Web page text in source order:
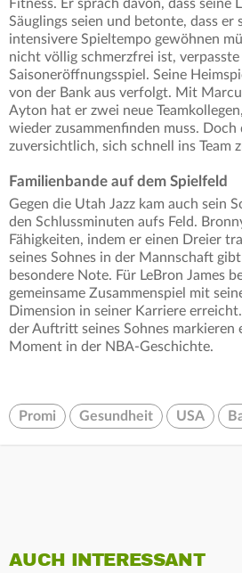
Fitness. Er sprach davon, dass seine
Säuglings seien und betonte, dass er
intensivere Spieltempo gewöhnen
nicht völlig schmerzfrei ist, verpasste
Saisoneröffnungsspiel. Seine
von der Bank aus verfolgt. Mit
Ayton hat er zwei neue
wieder zusammenfinden muss. Doch
zuversichtlich, sich schnell ins Team
Familienbande auf dem Spielfeld
Gegen die Utah Jazz kam auch sein
den Schlussminuten aufs Feld.
Fähigkeiten, indem er einen Dreier
seines Sohnes in der Mannschaft
besondere Note. Für LeBron James
gemeinsame Zusammenspiel mit
Dimension in seiner Karriere
der Auftritt seines Sohnes markieren
Moment in der NBA-Geschichte.
Promi Gesundheit USA
AUCH INTERESSANT